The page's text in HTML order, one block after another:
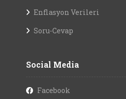
Enflasyon Verileri
Soru-Cevap
Social Media
Facebook